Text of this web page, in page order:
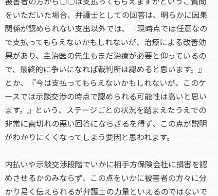
をいただいた場合、弁護士としての回答は、明らかに因果
関係が認められない支出以外では、『現時点では任意なの
で支払ってもらえないかもしれないが、治療による改善効
果があり、主治医の先生もまだ治療が必要と仰っているの
で、最終的に争いになれば裁判所は認めると思います。』
とか、『今は支払ってもらえないかもしれないが、このケ
ースでは示談交渉の時点で認められる可能性は高いと思い
ます。』という、ステージごとの状況を踏まえたうえでの
非常に歯切れの悪い回答にならざるを得ず、この点が説明
がわかりにくくなってしまう要因と思われます。
内払いや示談交渉段階でいかに相手方保険会社に損害を認
めさせるかのみならず、この点をいかに被害者の方々に分
かり易く伝えられるが弁護士の力量といえるのではないで